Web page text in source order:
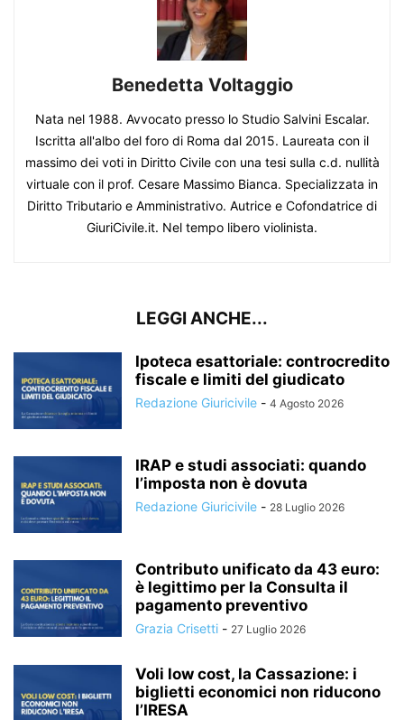
Benedetta Voltaggio
Nata nel 1988. Avvocato presso lo Studio Salvini Escalar.
Iscritta all'albo del foro di Roma dal 2015. Laureata con il
massimo dei voti in Diritto Civile con una tesi sulla c.d. nullità
virtuale con il prof. Cesare Massimo Bianca. Specializzata in
Diritto Tributario e Amministrativo. Autrice e Cofondatrice di
GiuriCivile.it. Nel tempo libero violinista.
LEGGI ANCHE...
Ipoteca esattoriale: controcredito
fiscale e limiti del giudicato
Redazione Giuricivile - 4 Agosto 2026
IRAP e studi associati: quando
l’imposta non è dovuta
Redazione Giuricivile - 28 Luglio 2026
Contributo unificato da 43 euro:
è legittimo per la Consulta il
pagamento preventivo
Grazia Crisetti - 27 Luglio 2026
Voli low cost, la Cassazione: i
biglietti economici non riducono
l’IRESA